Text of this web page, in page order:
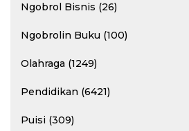
Ngobrol Bisnis (26)
Ngobrolin Buku (100)
Olahraga (1249)
Pendidikan (6421)
Puisi (309)